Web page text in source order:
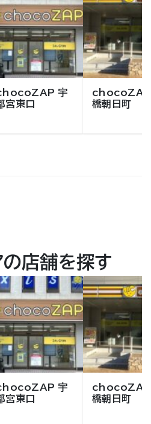
宇
宮東口
chocoZAP
橋朝日町
の店舗を探す
宇
宮東口
chocoZAP
橋朝日町